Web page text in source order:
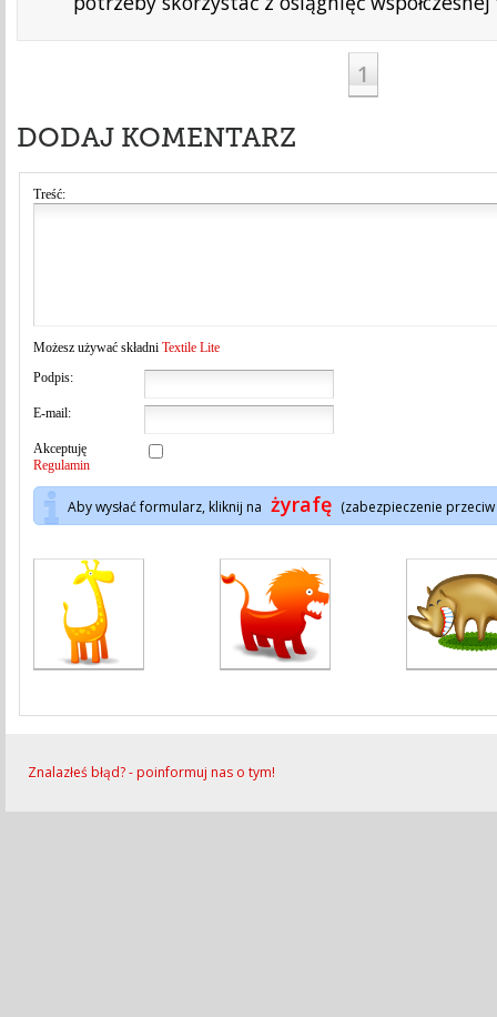
1
DODAJ KOMENTARZ
Treść:
Możesz używać składni Textile Lite
Podpis:
E-mail:
Akceptuję
Regulamin
Aby wysłać formularz, kliknij na żyrafę (zabezpieczenie
Znalazłeś błąd? - poinformuj nas o tym!